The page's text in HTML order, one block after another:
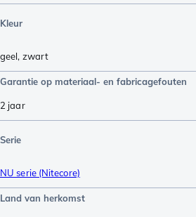
Kleur
geel, zwart
Garantie op materiaal- en fabricagefouten
2 jaar
Serie
NU serie (Nitecore)
Land van herkomst